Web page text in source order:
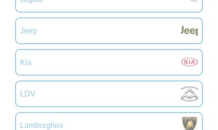
Jeep
Kia
LDV
Lamborghini